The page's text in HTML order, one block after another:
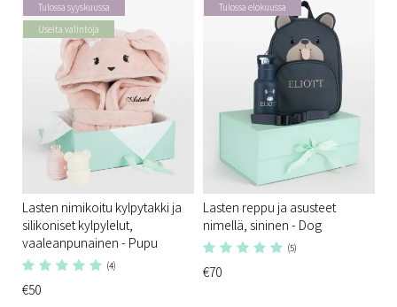
Tulossa syyskuussa
Useita valintoja
Lasten nimikoitu kylpytakki ja
silikoniset kylpylelut,
vaaleanpunainen - Pupu
(4)
€50
Tulossa elokuussa
Lasten reppu ja asusteet
nimellä, sininen - Dog
(5)
€70